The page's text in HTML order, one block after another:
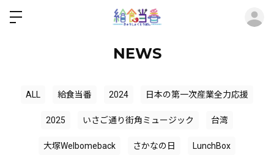
NEWS
ALL 給食当番 2024 日本の第一次産業全力応援
2025 いさご通り街角ミュージック 台湾
大塚Welbomeback さかなの日 LunchBox